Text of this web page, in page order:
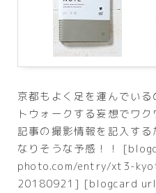
京都もよく足を運んでい
トウォークする妄想でワ
記事の撮影情報を記入す
なりそうな予感！！
photo.com/entry/xt3-
20180921] [blogcard